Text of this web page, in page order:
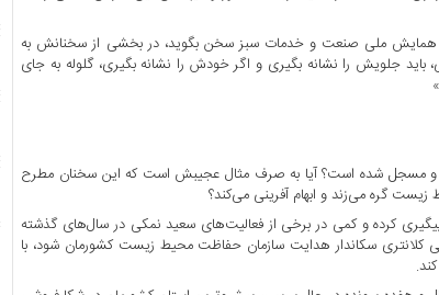
همایش ملی صنعت و خدمات سبز سخن بگوید، در بخشی از سخنانش به
جلویش را نشانه بگیری و اگر خودش را نشانه بگیری، گلوله به جای
مسجل شده است؟ آیا به صرف مثال عجیبش است که این سخنان مطرح
زیست گره می‌زند و ابهام آفرینی می‌کند؟
کرده و کمی در برخی از فعالیت‌های سعید نمکی در سال‌های گذشته
کلانتری سکاندار هدایت سازمان حفاظت محیط زیست کشورمان شود، با